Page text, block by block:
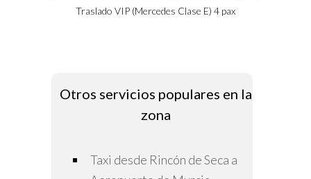
Traslado VIP (Mercedes Clase E) 4 pax
Otros servicios populares en la
zona
Taxi desde Rincón de Seca a